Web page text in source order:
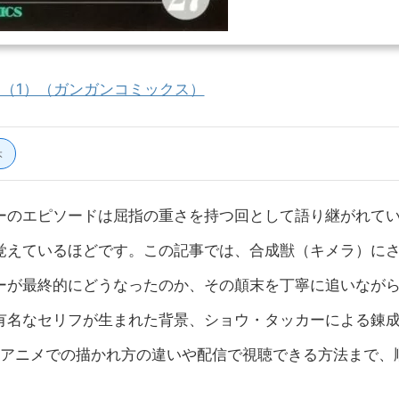
1）（ガンガンコミックス）
エピソードは屈指の重さを持つ回として語り継がれて
ているほどです。この記事では、合成獣（キメラ）に
最終的にどうなったのか、その顛末を丁寧に追いなが
なセリフが生まれた背景、ショウ・タッカーによる錬
ニメでの描かれ方の違いや配信で視聴できる方法まで、